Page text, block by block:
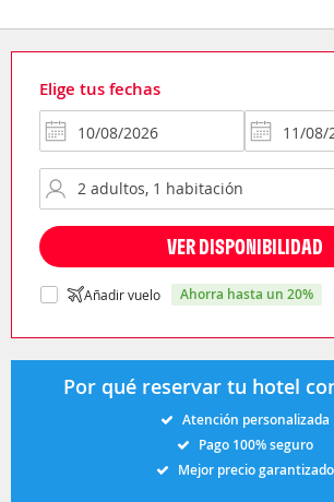
Elige tus fechas
VER DISPONIBILIDAD
Añadir vuelo ahorra hasta un 20%
Por qué reservar tu hotel
Atención personalizada
Pago 100% seguro
Mejor precio garantizado